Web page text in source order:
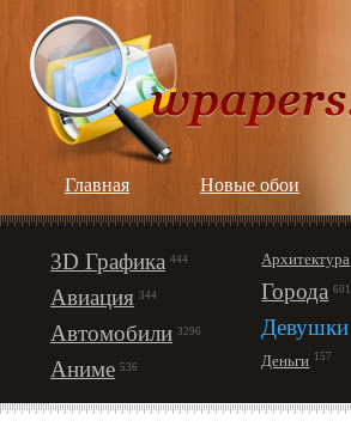
Главная Новые обои
3D Графика 444
Авиация 344
Автомобили 3296
Аниме 536
Архитектура
Города 601
Девушки
Деньги 157